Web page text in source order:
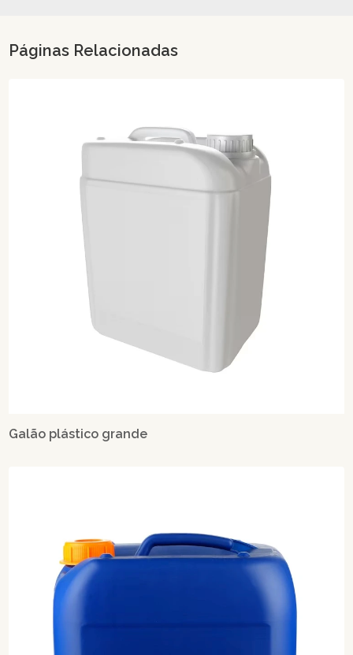
Páginas Relacionadas
Galão plástico grande